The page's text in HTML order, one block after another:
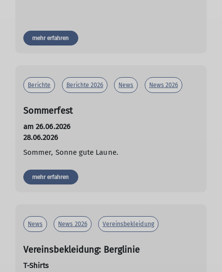
mehr erfahren
Berichte Berichte 2026 News News 2026
Sommerfest
am 26.06.2026
28.06.2026
Sommer, Sonne gute Laune.
mehr erfahren
News News 2026 Vereinsbekleidung
Vereinsbekleidung: Berglinie
T-Shirts